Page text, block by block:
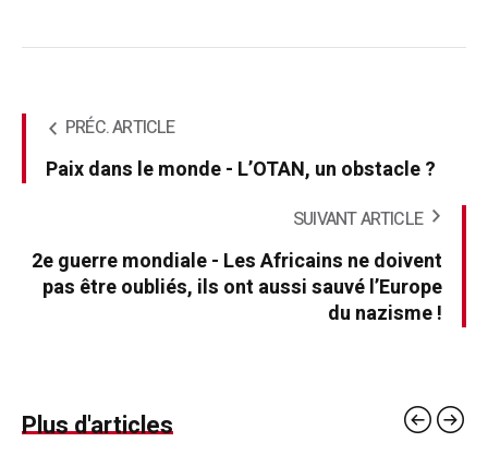
PRÉC. ARTICLE
Paix dans le monde - L’OTAN, un obstacle ?
SUIVANT ARTICLE
2e guerre mondiale - Les Africains ne doivent
pas être oubliés, ils ont aussi sauvé l’Europe
du nazisme !
Plus d'articles